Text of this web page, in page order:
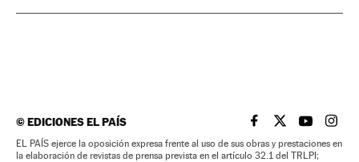
©EDICIONES EL PAÍS EL PAÍS BRASIL EN
EL PAÍSEL PAÍS
EL
EL PAÍS ejerce la oposición expresa frente al uso de sus obras y prestaciones en
la elaboración de revistas de prensa prevista en el artículo 32.1 del TRLPI;